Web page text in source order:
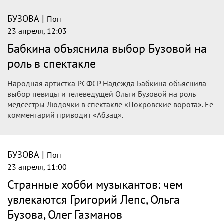
БУЗОВА | Поп
23 апреля, 12:03
Бабкина объяснила выбор Бузовой на
роль в спектакле
Народная артистка РСФСР Надежда Бабкина объяснила
выбор певицы и телеведущей Ольги Бузовой на роль
медсестры Людочки в спектакле «Покровские ворота». Ее
комментарий приводит «Абзац».
БУЗОВА | Поп
23 апреля, 11:00
Странные хобби музыкантов: чем
увлекаются Григорий Лепс, Ольга
Бузова, Олег Газманов